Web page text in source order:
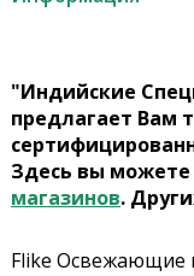
"Индийские
предлагает Вам
Здесь вы можете
магазинов.
Flike Освежающие